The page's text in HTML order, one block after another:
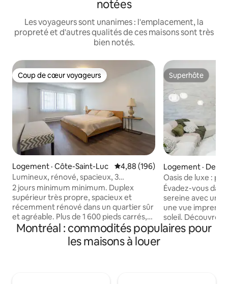
notées
Les voyageurs sont unanimes : l'emplacement, la
propreté et d'autres qualités de ces maisons sont très
bien notés.
Coup de cœur voyageurs
Coup de cœur voyageurs
Logement · Côte-Saint-Luc Note moyenne de 4,88 sur 5,
4,88 (196)
Lumineux, rénové, spacieux, 3
chambres, 2 salles de bain
2 jours minimum minimum. Duplex
supérieur très propre, spacieux et
récemment rénové dans un quartier sûr
et agréable. Plus de 1 600 pieds carrés,
hauts plafonds, beaucoup de lumière.
Propreté étincelante. La climatisation
centrale et le chauffage sont à votre
Superhôte
Superhôte
Logement ·
es
Oasis de luxe :
au crépuscule
Évadez-vous
sereine avec un
une vue
soleil. Découvrez
une cuisine
lit King Size
Montréal : commodités populaires pour
les maisons à louer